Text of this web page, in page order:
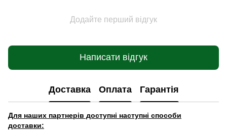
Додайте перший відгук
Написати відгук
Доставка Оплата Гарантія
Для наших партнерів доступні наступні способи
доставки: